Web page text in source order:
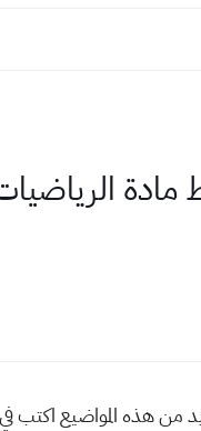
الاول متوسط مادة
التربوي للمزيد من هذه